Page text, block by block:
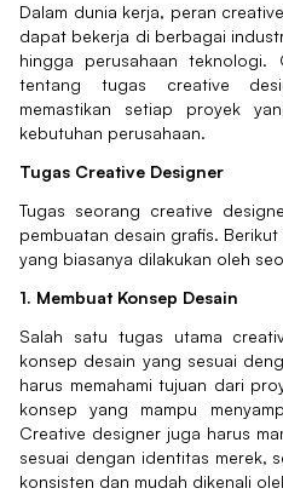
Dalam dunia kerja, peran
dapat bekerja di berbagai
hingga perusahaan teknologi.
tentang tugas creative
memastikan setiap proyek
kebutuhan perusahaan.
Tugas Creative Designer
Tugas seorang creative
pembuatan desain grafis.
yang biasanya dilakukan oleh
1. Membuat Konsep Desain
Salah satu tugas utama
konsep desain yang sesuai
harus memahami tujuan dari
konsep yang mampu
Creative designer juga harus
sesuai dengan identitas merek,
konsisten dan mudah dikenali